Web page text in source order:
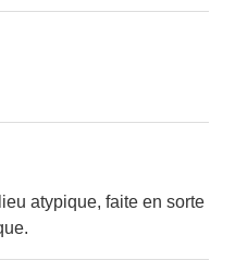
atypique, faite en sorte